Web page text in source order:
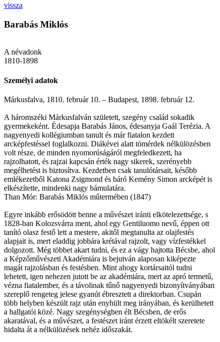
vissza
Barabás Miklós
A névadonk
1810-1898
Személyi adatok
Márkusfalva, 1810. február 10. – Budapest, 1898. február 12.
A háromszéki Márkusfalván született, szegény család sokadik
gyermekeként. Édes­ap­ja Ba­ra­bás Já­nos, édes­any­ja Gaál Terézia. A
nagyenyedi kollégiumban tanult és már fiatalon kezdett
arcképfestéssel foglalkozni. Diákévei alatt tömérdek nélkülözésben
volt része, de minden nyomorúságáról megfeledkezett, ha
rajzolhatott, és rajzai kapcsán érték nagy sikerek, szerényebb
megélhetést is biztosítva. Kezdetben csak tanulótársait, később
emlékezetből Katona Zsigmond és báró Kemény Simon arcképét is
elkészítette, mindenki nagy bámulatára.
Than Mór: Barabás Miklós műtermében (1847)
Egyre inkább erősödött benne a művészet iránti elkötelezettsége, s
1828-ban Kolozsvárra ment, ahol egy Gentiluomo nevű, éppen ott
tanító olasz festő lett a mestere, akitől megtanulta az olajfestés
alapjait is, mert eladdig jobbára krétával rajzolt, vagy vízfestékkel
dolgozott. Még többet akart tudni, és ez a vágy hajtotta Bécsbe, ahol
a Képzőművészeti Akadémiára is bejutván alaposan kiképezte
magát rajzolásban és festésben. Mint ahogy kortársaitól tudni
lehetett, igen nehezen jutott be az akadémiára, mert az apró termetű,
vézna fiatalember, és a távolinak tűnő nagyenyedi bizonyítványában
szereplő rengeteg jelese gyanút ébresztett a direktorban. Csupán
több helyben készült rajz után enyhült meg irányában, és kerülhetett
a hallgatói közé. Nagy szegénységben élt Bécsben, de erős
akaratával, és a művészet, a festészet iránt érzett eltökélt szeretete
hidalta át a nélkülözések nehéz időszakát.